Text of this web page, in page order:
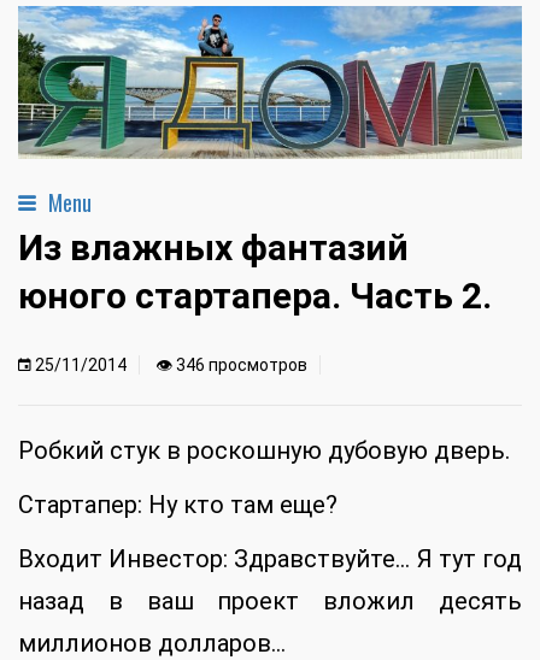
Menu
Из влажных фантазий
юного стартапера. Часть 2.
25/11/2014 👁 346 просмотров
Робкий стук в роскошную дубовую дверь.
Стартапер: Ну кто там еще?
Входит Инвестор: Здравствуйте… Я тут год
назад в ваш проект вложил десять
миллионов долларов…